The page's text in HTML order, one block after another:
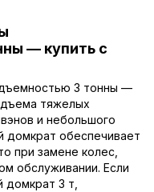
— купить с
3 тонны —
тяжелых
и небольшого
домкрат обеспечивает
при замене колес,
обслуживании. Если
3 т,